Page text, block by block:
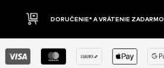
DORUČENIE* A VRÁTENIE ZADARMO